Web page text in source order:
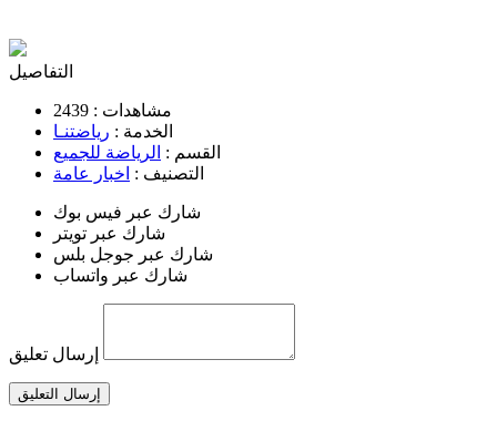
التفاصيل
مشاهدات : 2439
الخدمة : رياضتنـا
القسم : الرياضة للجميع
التصنيف : اخبار عامة
شارك عبر فيس بوك
شارك عبر تويتر
شارك عبر جوجل بلس
شارك عبر واتساب
إرسال تعليق
إرسال التعليق